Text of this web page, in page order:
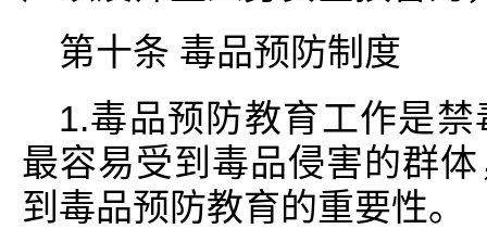
第十条 毒品预防制度
1.毒品预防教育工作是
最容易受到毒品侵害的群
到毒品预防教育的重要性。